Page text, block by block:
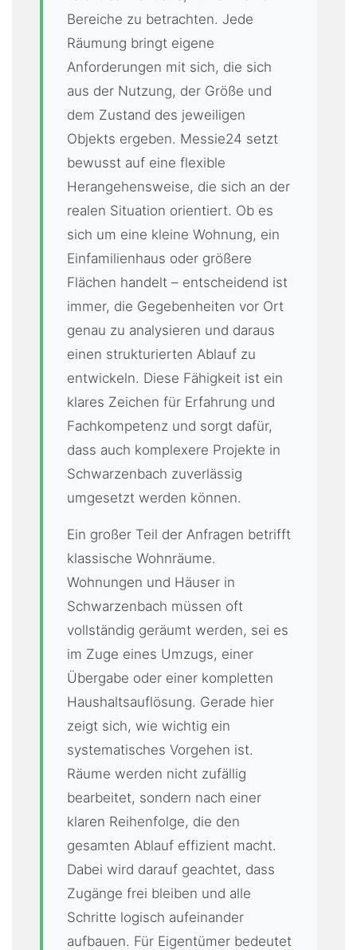
Bereiche zu betrachten. Jede
Räumung bringt eigene
Anforderungen mit sich, die sich
aus der Nutzung, der Größe und
dem Zustand des jeweiligen
Objekts ergeben. Messie24 setzt
bewusst auf eine flexible
Herangehensweise, die sich an der
realen Situation orientiert. Ob es
sich um eine kleine Wohnung, ein
Einfamilienhaus oder größere
Flächen handelt – entscheidend ist
immer, die Gegebenheiten vor Ort
genau zu analysieren und daraus
einen strukturierten Ablauf zu
entwickeln. Diese Fähigkeit ist ein
klares Zeichen für Erfahrung und
Fachkompetenz und sorgt dafür,
dass auch komplexere Projekte in
Schwarzenbach zuverlässig
umgesetzt werden können.
Ein großer Teil der Anfragen betrifft
klassische Wohnräume.
Wohnungen und Häuser in
Schwarzenbach müssen oft
vollständig geräumt werden, sei es
im Zuge eines Umzugs, einer
Übergabe oder einer kompletten
Haushaltsauflösung. Gerade hier
zeigt sich, wie wichtig ein
systematisches Vorgehen ist.
Räume werden nicht zufällig
bearbeitet, sondern nach einer
klaren Reihenfolge, die den
gesamten Ablauf effizient macht.
Dabei wird darauf geachtet, dass
Zugänge frei bleiben und alle
Schritte logisch aufeinander
aufbauen. Für Eigentümer bedeutet